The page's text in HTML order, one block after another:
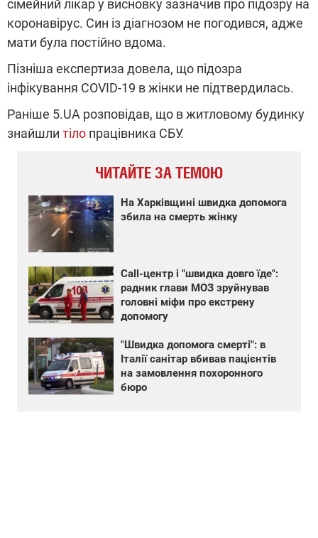
сімейний лікар у висновку зазначив про підозру на
коронавірус. Син із діагнозом не погодився, адже
мати була постійно вдома.
Пізніша експертиза довела, що підозра
інфікування COVID-19 в жінки не підтвердилась.
Раніше 5.UA розповідав, що в житловому будинку
знайшли тіло працівника СБУ.
ЧИТАЙТЕ ЗА ТЕМОЮ
На Харківщині швидка допомога
збила на смерть жінку
Call-центр і "швидка довго їде":
радник глави МОЗ зруйнував
головні міфи про екстрену
допомогу
"Швидка допомога смерті": в
Італії санітар вбивав пацієнтів
на замовлення похоронного
бюро